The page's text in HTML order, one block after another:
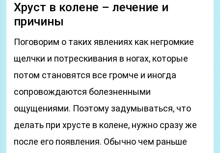
Хруст в колене – лечение и
причины
Поговорим о таких явлениях как негромкие
щелчки и потрескивания в ногах, которые
потом становятся все громче и иногда
сопровождаются болезненными
ощущениями. Поэтому задумываться, что
делать при хрусте в колене, нужно сразу же
после его появления. Обычно чем раньше